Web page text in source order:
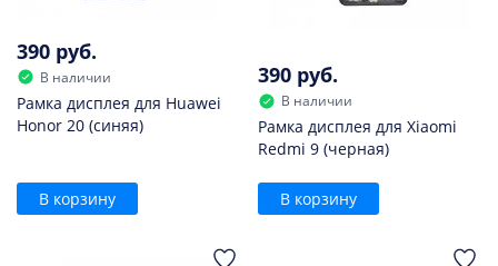
390 руб.
В наличии
Рамка дисплея для Huawei
Honor 20 (синяя)
В корзину
390 руб.
В наличии
Рамка дисплея для Xiaomi
Redmi 9 (черная)
В корзину